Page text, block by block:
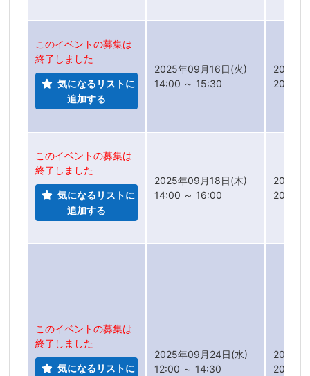
このイベントの募集は
終了しました
気になるリストに
追加する
2025年09月16日(火)
14:00 ～ 15:30
2025年
2025年
このイベントの募集は
終了しました
気になるリストに
追加する
2025年09月18日(木)
14:00 ～ 16:00
2025年
2025年
このイベントの募集は
終了しました
気になるリストに
2025年09月24日(水)
12:00 ～ 14:30
2025年
2025年